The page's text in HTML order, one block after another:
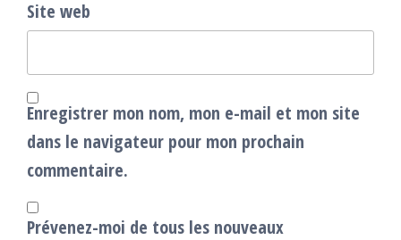
Site web
Enregistrer mon nom, mon e-mail et mon site
dans le navigateur pour mon prochain
commentaire.
Prévenez-moi de tous les nouveaux